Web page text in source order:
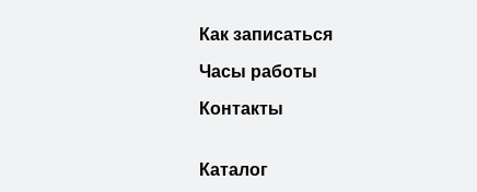
Как записаться
Часы работы
Контакты
Каталог